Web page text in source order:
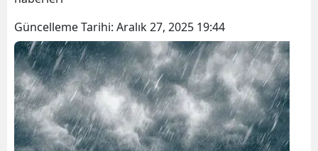
Güncelleme Tarihi: Aralık 27, 2025 19:44